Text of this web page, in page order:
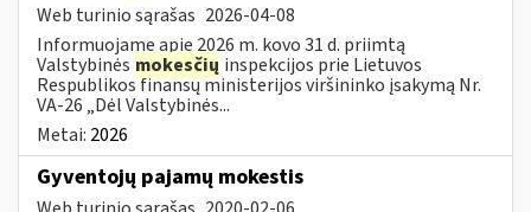
Web turinio sąrašas 2026-04-08
Informuojame apie 2026 m. kovo 31 d. priimtą
Valstybinės mokesčių inspekcijos prie Lietuvos
Respublikos finansų ministerijos viršininko įsakymą Nr.
VA-26 „Dėl Valstybinės...
Metai: 2026
Gyventojų pajamų mokestis